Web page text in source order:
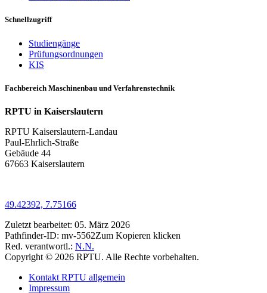
Schnellzugriff
Studiengänge
Prüfungsordnungen
KIS
Fachbereich Maschinenbau und Verfahrenstechnik
RPTU in Kaiserslautern
RPTU Kaiserslautern-Landau
Paul-Ehrlich-Straße
Gebäude 44
67663 Kaiserslautern
49.42392, 7.75166
Zuletzt bearbeitet: 05. März 2026
Pathfinder-ID: mv-5562Zum Kopieren klicken
Red. verantwortl.: N.N.
Copyright © 2026 RPTU. Alle Rechte vorbehalten.
Kontakt RPTU allgemein
Impressum